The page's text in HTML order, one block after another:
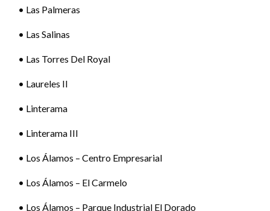
• Las Palmeras
• Las Salinas
• Las Torres Del Royal
• Laureles II
• Linterama
• Linterama III
• Los Álamos – Centro Empresarial
• Los Álamos – El Carmelo
• Los Álamos – Parque Industrial El Dorado